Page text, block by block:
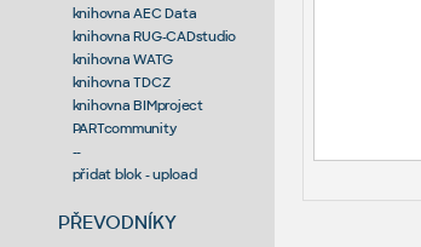
knihovna AEC Data
knihovna RUG-CADstudio
knihovna WATG
knihovna TDCZ
knihovna BIMproject
PARTcommunity
--
přidat blok - upload
PŘEVODNÍKY